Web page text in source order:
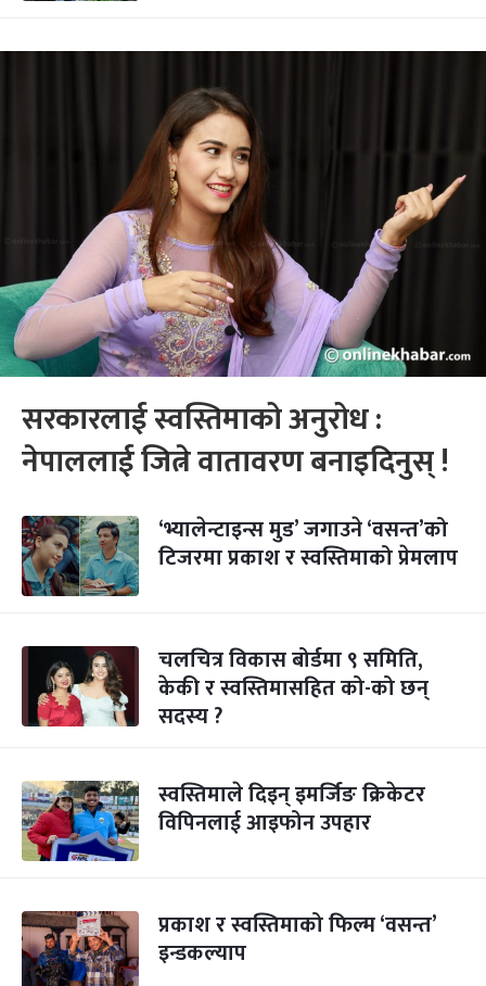
सरकारलाई स्वस्तिमाको अनुरोध :
नेपाललाई जित्ने वातावरण बनाइदिनुस् !
‘भ्यालेन्टाइन्स मुड’ जगाउने ‘वसन्त’को
टिजरमा प्रकाश र स्वस्तिमाको प्रेमलाप
चलचित्र विकास बोर्डमा ९ समिति,
केकी र स्वस्तिमासहित को-को छन्
सदस्य ?
स्वस्तिमाले दिइन् इमर्जिङ क्रिकेटर
विपिनलाई आइफोन उपहार
प्रकाश र स्वस्तिमाको फिल्म ‘वसन्त’
इन्डकल्याप